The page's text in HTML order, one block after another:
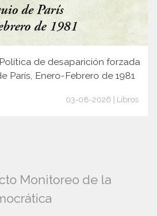
de desaparición forzada
París, Enero-Febrero de 1981
03-08-2026 | Libros
Monitoreo de la